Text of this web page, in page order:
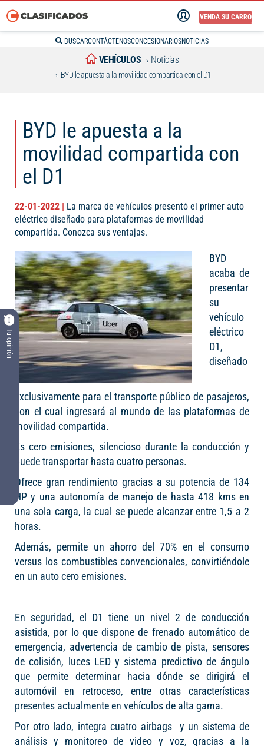
VENDA SU CARRO
BUSCARCONTÁCTENOSCONCESIONARIOSNOTICIAS
VEHÍCULOS Noticias
BYD le apuesta a la movilidad compartida con el D1
BYD le apuesta a la
movilidad compartida con
el D1
22-01-2022 | La marca de vehículos presentó el primer auto
eléctrico diseñado para plataformas de movilidad
compartida. Conozca sus ventajas.
BYD
acaba de
presentar
su
vehículo
eléctrico
D1,
diseñado
exclusivamente para el transporte público de pasajeros,
con el cual ingresará al mundo de las plataformas de
movilidad compartida.
Es cero emisiones, silencioso durante la conducción y
puede transportar hasta cuatro personas.
Ofrece gran rendimiento gracias a su potencia de 134
HP y una autonomía de manejo de hasta 418 kms en
una sola carga, la cual se puede alcanzar entre 1,5 a 2
horas.
Además, permite un ahorro del 70% en el consumo
versus los combustibles convencionales, convirtiéndole
en un auto cero emisiones.
En seguridad, el D1 tiene un nivel 2 de conducción
asistida, por lo que dispone de frenado automático de
emergencia, advertencia de cambio de pista, sensores
de colisión, luces LED y sistema predictivo de ángulo
que permite determinar hacia dónde se dirigirá el
automóvil en retroceso, entre otras características
presentes actualmente en vehículos de alta gama.
Por otro lado, integra cuatro airbags
y un sistema de
análisis y monitoreo de video y voz, gracias a la
Tu opinión